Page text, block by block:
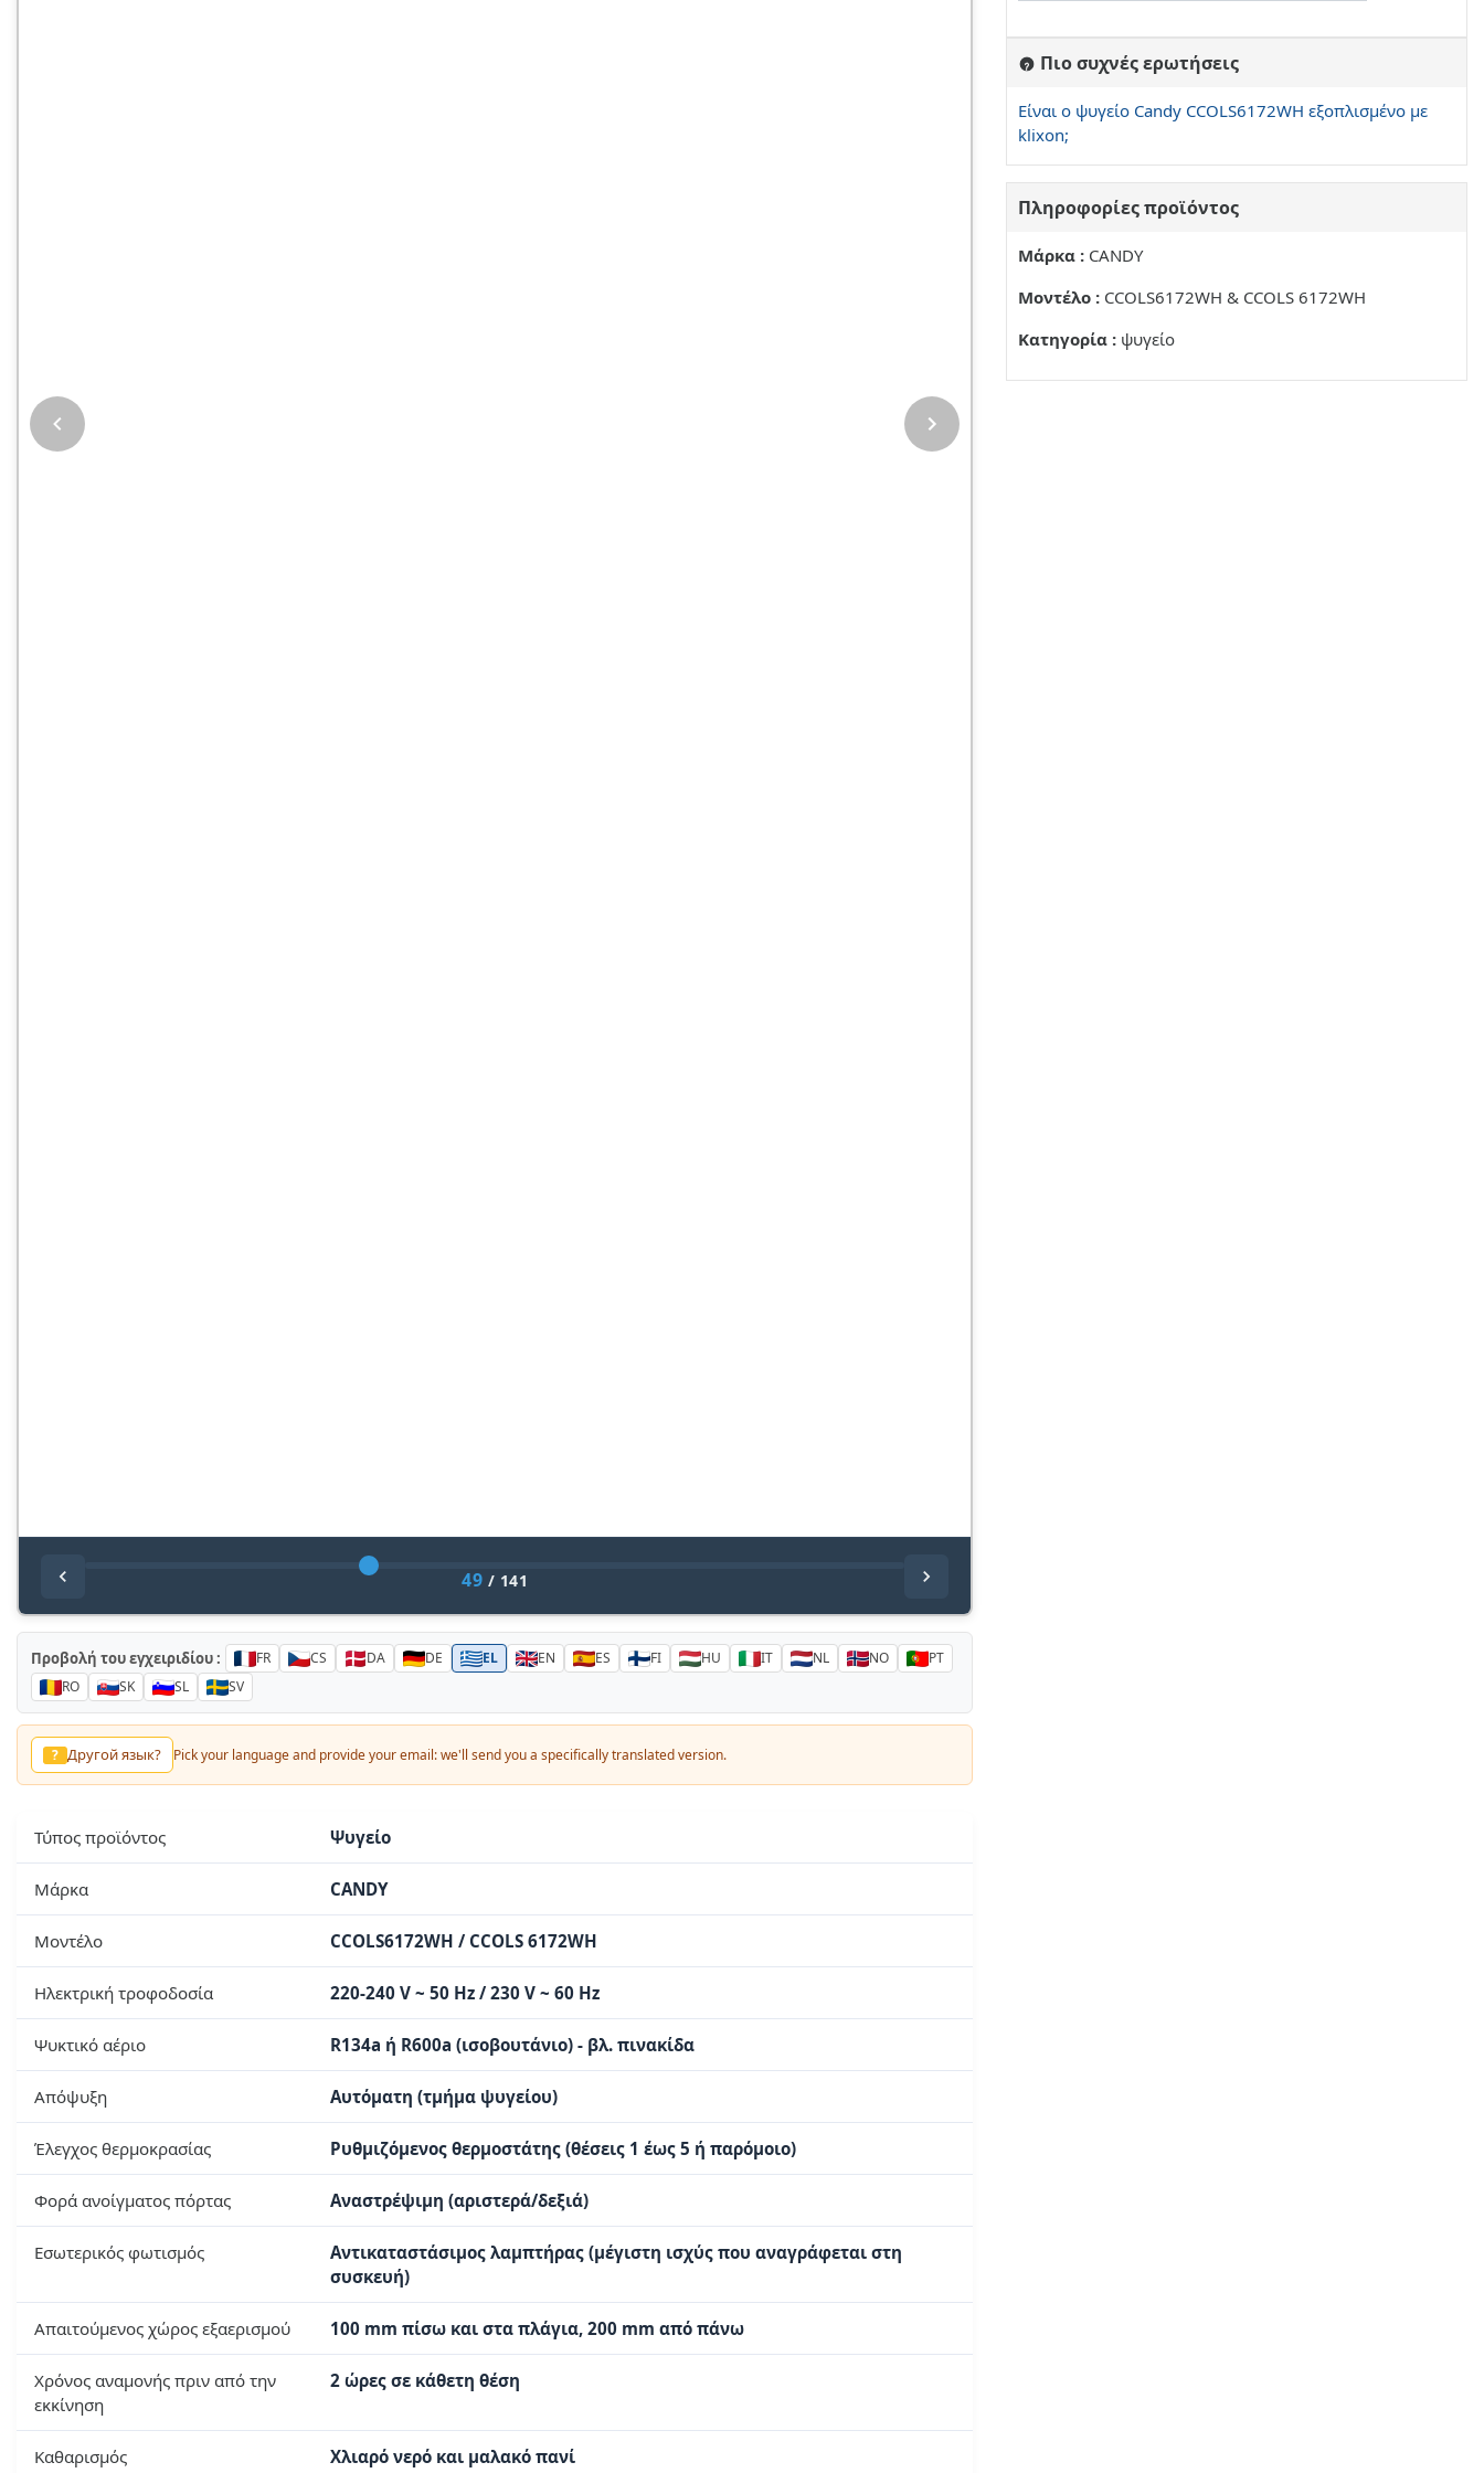
49 / 141
Προβολή του εγχειριδίου : FR CS DA DE EL EN ES FI HU IT NL NO
PT
RO
SK SL SV
? لغة أخرى؟ Pick your language and provide your email: we'll send you a specifically translated version.
Τύπος προϊόντος Ψυγείο
Μάρκα CANDY
Μοντέλο CCOLS6172WH / CCOLS 6172WH
Ηλεκτρική τροφοδοσία 220-240 V ~ 50 Hz / 230 V ~ 60 Hz
Ψυκτικό αέριο R134a ή R600a (ισοβουτάνιο) - βλ. πινακίδα
Απόψυξη Αυτόματη (τμήμα ψυγείου)
Έλεγχος θερμοκρασίας Ρυθμιζόμενος θερμοστάτης (θέσεις 1 έως 5 ή παρόμοιο)
Φορά ανοίγματος πόρτας Αναστρέψιμη (αριστερά/δεξιά)
Εσωτερικός φωτισμός
Αντικαταστάσιμος λαμπτήρας (μέγιστη ισχύς που αναγράφεται στη
συσκευή)
Απαιτούμενος χώρος εξαερισμού 100 mm πίσω και στα πλάγια, 200 mm από πάνω
Χρόνος αναμονής πριν από την
εκκίνηση
2 ώρες σε κάθετη θέση
Καθαρισμός Χλιαρό νερό και μαλακό πανί
Πιο συχνές ερωτήσεις
Είναι ο ψυγείο Candy CCOLS6172WH εξοπλισμένο με
klixon;
Πληροφορίες προϊόντος
Μάρκα : CANDY
Μοντέλο : CCOLS6172WH & CCOLS 6172WH
Κατηγορία : ψυγείο